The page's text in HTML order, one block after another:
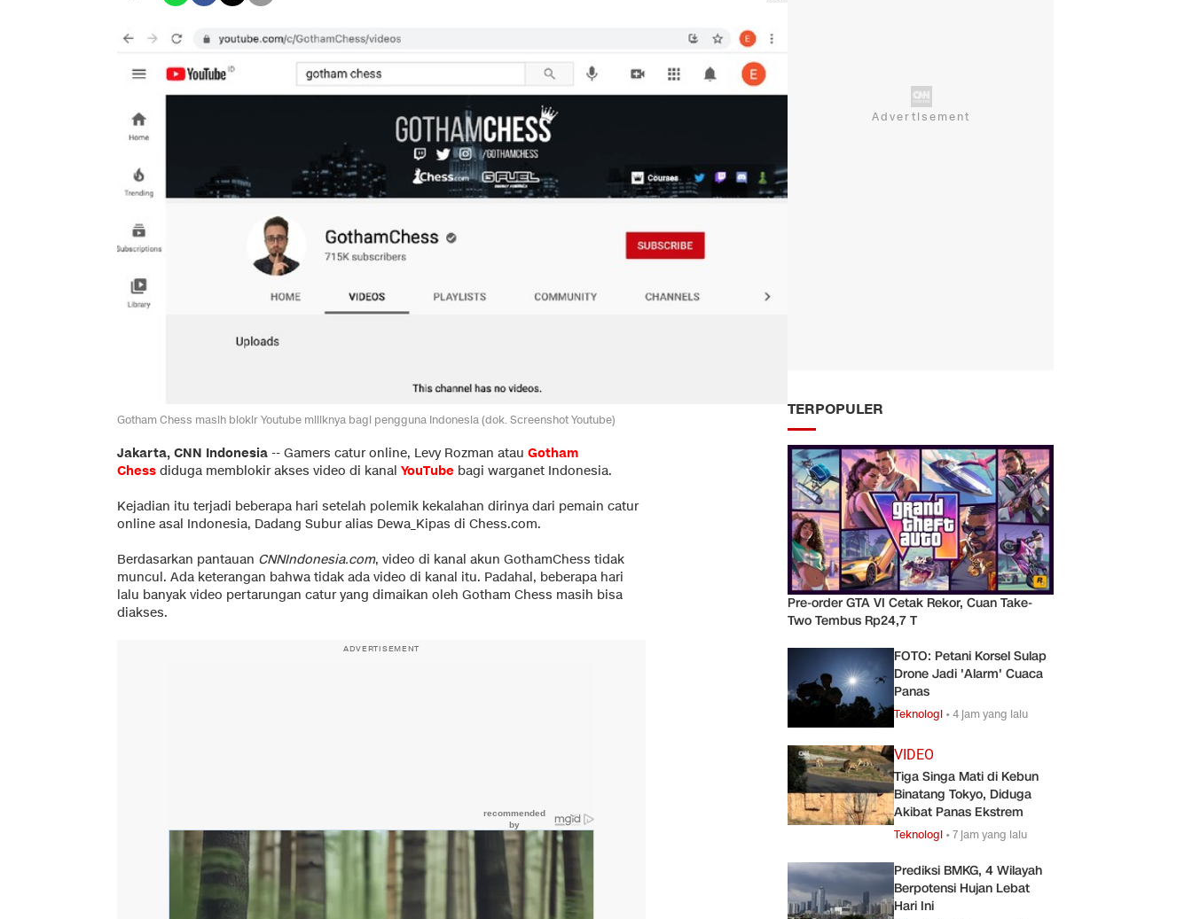
Gotham Chess masih blokir Youtube miliknya bagi pengguna Indonesia (dok. Screenshot Youtube)
Jakarta, CNN Indonesia -- Gamers catur online, Levy Rozman atau Gotham
Chess diduga memblokir akses video di kanal YouTube bagi warganet Indonesia.
Kejadian itu terjadi beberapa hari setelah polemik kekalahan dirinya dari pemain catur
online asal Indonesia, Dadang Subur alias Dewa_Kipas di Chess.com.
Berdasarkan pantauan CNNIndonesia.com, video di kanal akun GothamChess tidak
muncul. Ada keterangan bahwa tidak ada video di kanal itu. Padahal, beberapa hari
lalu banyak video pertarungan catur yang dimaikan oleh Gotham Chess masih bisa
diakses.
ADVERTISEMENT
TERPOPULER
Pre-order GTA VI Cetak Rekor, Cuan Take-
Two Tembus Rp24,7 T
FOTO: Petani Korsel Sulap
Drone Jadi 'Alarm' Cuaca
Panas
Teknologi •4 jam yang lalu
VIDEO
Tiga Singa Mati di Kebun
Binatang Tokyo, Diduga
Akibat Panas Ekstrem
Teknologi •7 jam yang lalu
Prediksi BMKG, 4 Wilayah
Berpotensi Hujan Lebat
Hari Ini